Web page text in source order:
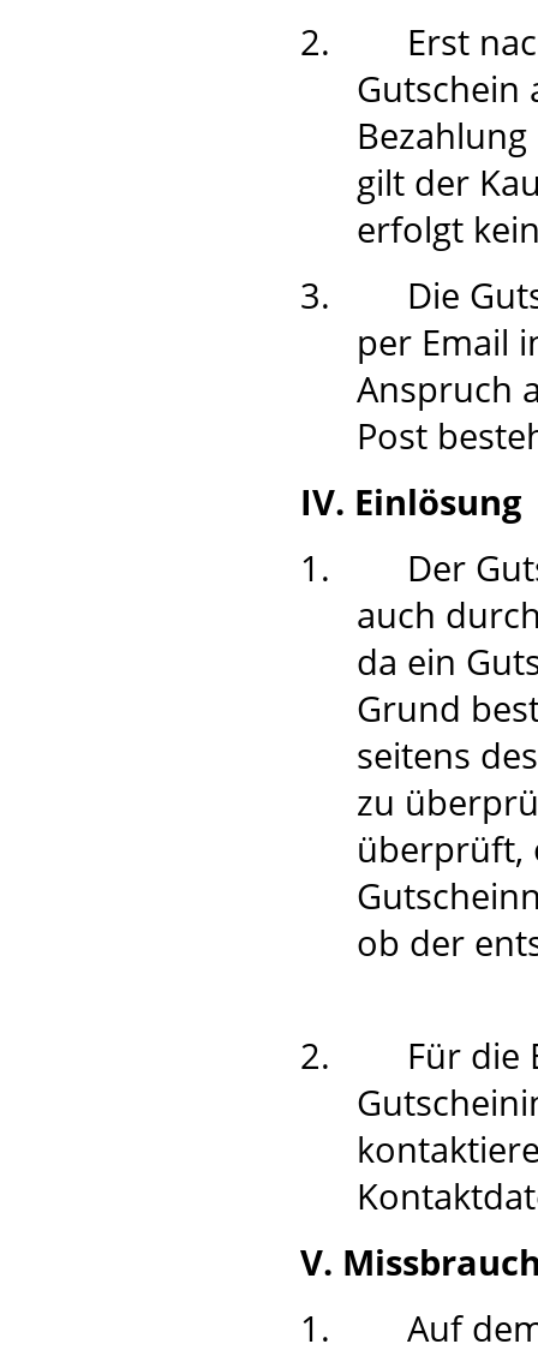
2.
Erst
Gutschein
gilt der
erfolgt
3.
Die
per Email
Anspruch
Post
IV. Einlösung
1.
Der
auch
da ein
Grund
seitens
zu
überprüft,
ob der
2.
Für die
V.
1.
Auf